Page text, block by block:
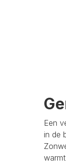
Een
in de